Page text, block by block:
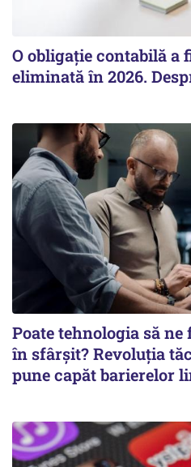
O obligație contabilă a
eliminată în 2026.
Poate tehnologia să ne
în sfârșit? Revoluția
pune capăt barierelor